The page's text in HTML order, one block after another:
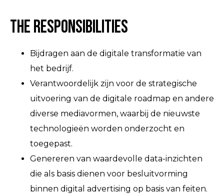
The Responsibilities
Bijdragen aan de digitale transformatie van
het bedrijf.
Verantwoordelijk zijn voor de strategische
uitvoering van de digitale roadmap en andere
diverse mediavormen, waarbij de nieuwste
technologieën worden onderzocht en
toegepast.
Genereren van waardevolle data-inzichten
die als basis dienen voor besluitvorming
binnen digital advertising op basis van feiten.